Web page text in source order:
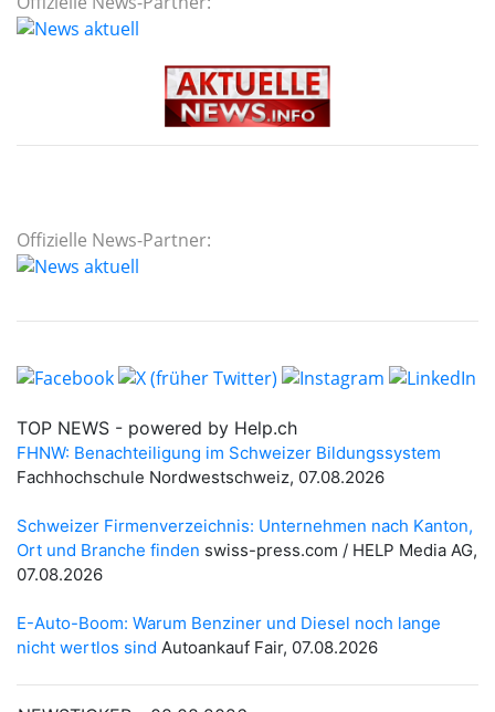
Offizielle News-Partner: